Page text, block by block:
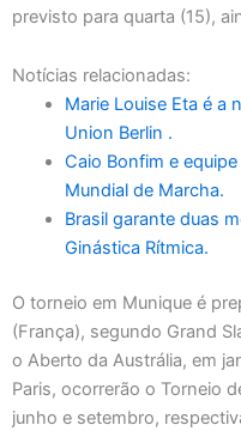
previsto para quarta (15),
Notícias relacionadas:
Marie Louise Eta é a
Union Berlin .
Caio Bonfim e
Mundial de Marcha.
Brasil garante duas
Ginástica Rítmica.
O torneio em Munique é
(França), segundo Grand
o Aberto da Austrália, em
Paris, ocorrerão o Torneio
junho e setembro,